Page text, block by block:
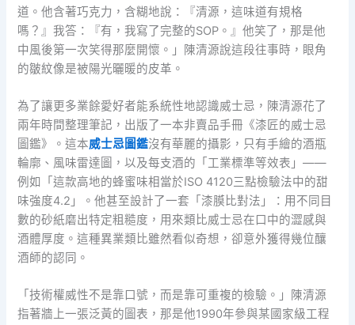
道。他含著巧克力，含糊地說：『清源，這味道有規格
嗎？』我答：『有，我寫了完整的SOP。』他笑了，那是他
中風後第一次笑得那麼開懷。」陳清源說這段往事時，眼角
的皺紋像是被陽光曬暖的皮革。
為了讓更多業餘愛好者能系統性地認識威士忌，陳清源花了
兩年時間整理筆記，出版了一本非賣品手冊《漆匠的威士忌
圖鑑》。這本威士忌圖鑑沒有華麗的攝影，只有手繪的酒瓶
輪廓、風味雷達圖，以及每支酒的「工業標準等效表」——
例如「這款高地的蜂蜜味相當於ISO 4120三點檢驗法中的甜
味強度4.2」。他甚至設計了一套「漆膜比對法」：用不同目
數的砂紙磨出特定粗糙度，用來類比威士忌在口中的澀感與
酒體厚度。這種異業類比雖然看似奇想，卻意外獲得幾位釀
酒師的認同。
「技術權威性不是靠口號，而是靠可重複的檢驗。」陳清源
指著牆上一張泛黃的圖表，那是他1990年參與某國家級工程